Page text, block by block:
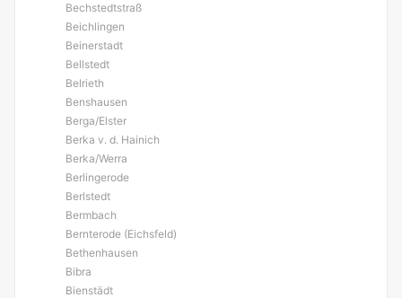
Bechstedtstraß
Beichlingen
Beinerstadt
Bellstedt
Belrieth
Benshausen
Berga/Elster
Berka v. d. Hainich
Berka/Werra
Berlingerode
Berlstedt
Bermbach
Bernterode (Eichsfeld)
Bethenhausen
Bibra
Bienstädt